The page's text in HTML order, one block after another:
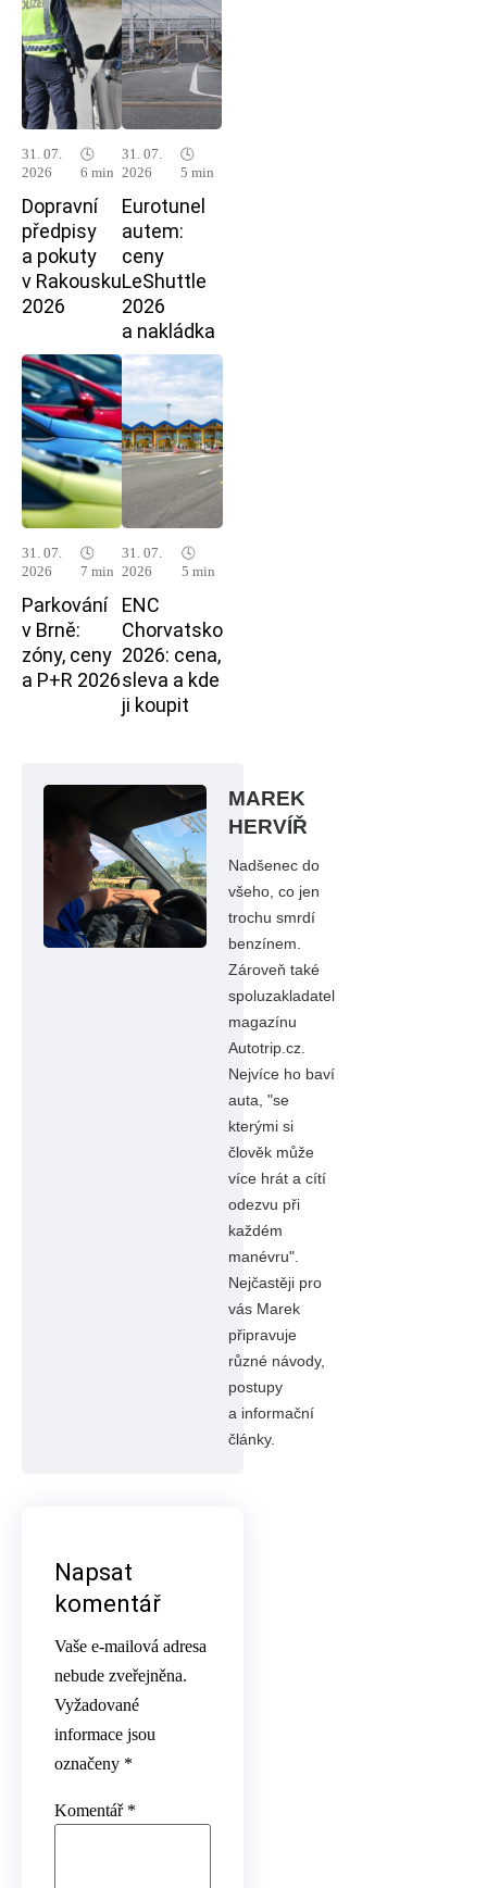
31. 07.
2026
🕓
6 min
Dopravní
předpisy
a pokuty
v Rakousku
2026
31. 07.
2026
🕓
5 min
Eurotunel
autem:
ceny
LeShuttle
2026
a nakládka
31. 07.
2026
🕓
7 min
Parkování
v Brně:
zóny, ceny
a P+R 2026
31. 07.
2026
🕓
5 min
ENC
Chorvatsko
2026: cena,
sleva a kde
ji koupit
MAREK
HERVÍŘ
Nadšenec do
všeho, co jen
trochu smrdí
benzínem.
Zároveň také
spoluzakladatel
magazínu
Autotrip.cz.
Nejvíce ho baví
auta, "se
kterými si
člověk může
více hrát a cítí
odezvu při
každém
manévru".
Nejčastěji pro
vás Marek
připravuje
různé návody,
postupy
a informační
články.
Napsat
komentář
Vaše e-mailová adresa
nebude zveřejněna.
Vyžadované
informace jsou
označeny *
Komentář *